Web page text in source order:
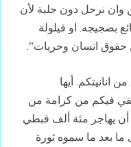
نرحل دون جلبة لأن
بضجيجه. او قيلولة
حقوق انسان وحريات".
انانيتكم. أيها
فيكم من كرامة من
يهاجر مئة ألف قبطي
بعد ما سموه ثورة